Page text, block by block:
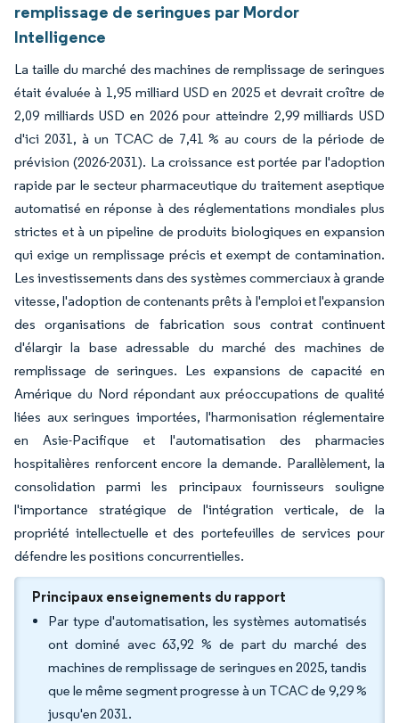
remplissage de seringues par Mordor
Intelligence
La taille du marché des machines de remplissage de seringues
était évaluée à 1,95 milliard USD en 2025 et devrait croître de
2,09 milliards USD en 2026 pour atteindre 2,99 milliards USD
d'ici 2031, à un TCAC de 7,41 % au cours de la période de
prévision (2026-2031). La croissance est portée par l'adoption
rapide par le secteur pharmaceutique du traitement aseptique
automatisé en réponse à des réglementations mondiales plus
strictes et à un pipeline de produits biologiques en expansion
qui exige un remplissage précis et exempt de contamination.
Les investissements dans des systèmes commerciaux à grande
vitesse, l'adoption de contenants prêts à l'emploi et l'expansion
des organisations de fabrication sous contrat continuent
d'élargir la base adressable du marché des machines de
remplissage de seringues. Les expansions de capacité en
Amérique du Nord répondant aux préoccupations de qualité
liées aux seringues importées, l'harmonisation réglementaire
en Asie-Pacifique et l'automatisation des pharmacies
hospitalières renforcent encore la demande. Parallèlement, la
consolidation parmi les principaux fournisseurs souligne
l'importance stratégique de l'intégration verticale, de la
propriété intellectuelle et des portefeuilles de services pour
défendre les positions concurrentielles.
Principaux enseignements du rapport
Par type d'automatisation, les systèmes automatisés
ont dominé avec 63,92 % de part du marché des
machines de remplissage de seringues en 2025, tandis
que le même segment progresse à un TCAC de 9,29 %
jusqu'en 2031.